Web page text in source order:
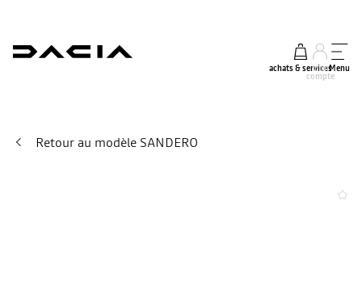
achats & services
mon
compte
Menu
Retour au modèle SANDERO